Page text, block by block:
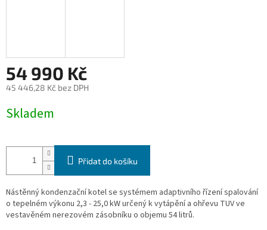
54 990 Kč
45 446,28 Kč bez DPH
cena:
Skladem
Přidat do košíku
Nástěnný kondenzační kotel se systémem adaptivního řízení spalování
o tepelném výkonu 2,3 - 25,0 kW určený k vytápění a ohřevu TUV ve
vestavěném nerezovém zásobníku o objemu 54 litrů.